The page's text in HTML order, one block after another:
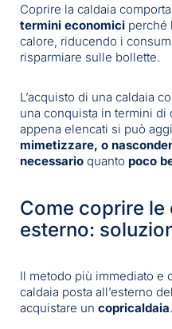
Coprire la caldaia
termini economici perché
calore, riducendo i
risparmiare sulle bollette.
L’acquisto di una caldaia
una conquista in termini
appena elencati si può
mimetizzare, o
necessario quanto poco
Come coprire le
esterno:
Il metodo più immediato e
caldaia posta all’esterno
acquistare un copricaldaia.